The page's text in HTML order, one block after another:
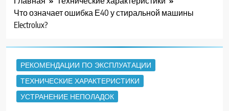
Что означает ошибка Е40 у стиральной машины
Electrolux?
РЕКОМЕНДАЦИИ ПО ЭКСПЛУАТАЦИИ
ТЕХНИЧЕСКИЕ ХАРАКТЕРИСТИКИ
УСТРАНЕНИЕ НЕПОЛАДОК